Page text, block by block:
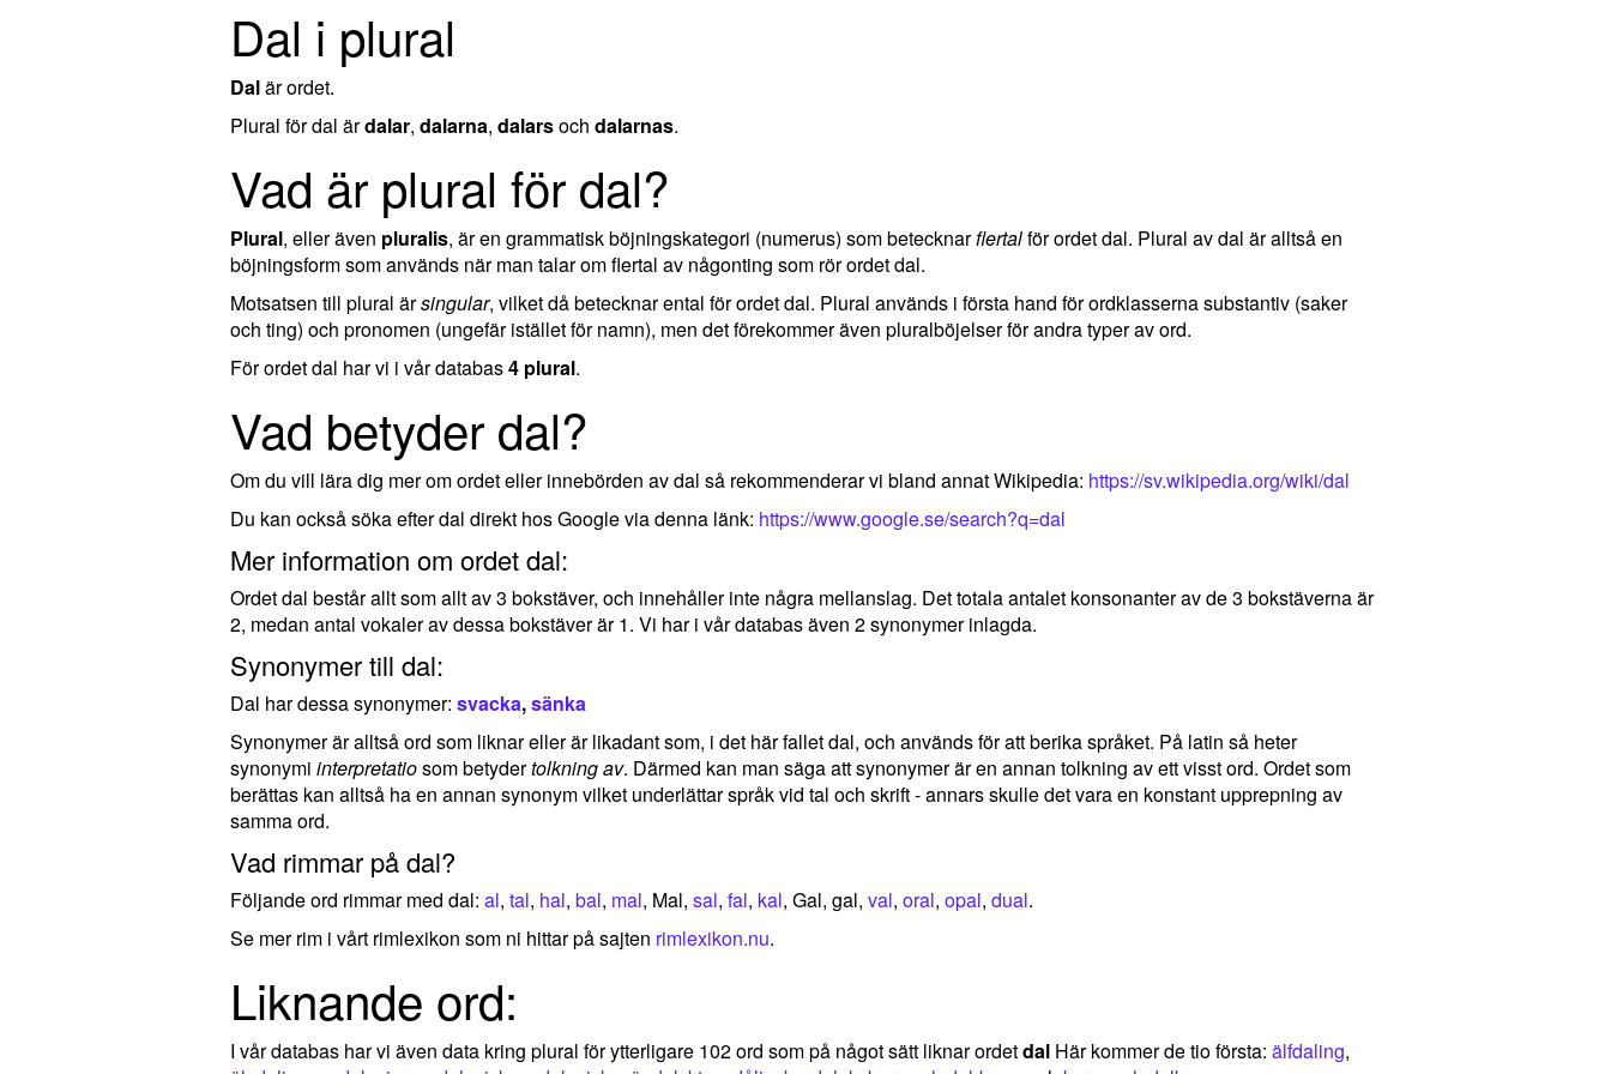
Dal i plural
Dalär ordet.
Plural för dal ärdalar, dalarna, dalarsoch dalarnas.
Vad är plural för dal?
Plural, eller även pluralis, är en grammatisk böjningskategori (numerus) som betecknarflertalför ordet dal. Plural av dal är alltså en
böjningsform som används när man talar om flertal av någonting som rör ordet dal.
Motsatsen till plural ärsingular, vilket då betecknar ental för ordet dal. Plural används i första hand för ordklasserna substantiv (saker
och ting) och pronomen (ungefär istället för namn), men det förekommer även pluralböjelser för andra typer av ord.
För ordet dal har vi i vår databas4 plural.
Vad betyder dal?
Om du vill lära dig mer om ordet eller innebörden av dal så rekommenderar vi bland annat Wikipedia: https://sv.wikipedia.org/wiki/dal
Du kan också söka efter dal direkt hos Google via denna länk: https://www.google.se/search?q=dal
Mer information om ordet dal:
Ordet dal består allt som allt av 3 bokstäver, och innehåller inte några mellanslag. Det totala antalet konsonanter av de 3 bokstäverna är
2, medan antal vokaler av dessa bokstäver är 1. Vi har i vår databas även 2 synonymer inlagda.
Synonymer till dal:
Dal har dessa synonymer: svacka,sänka
Synonymer är alltså ord som liknar eller är likadant som, i det här fallet dal, och används för att berika språket. På latin så heter
synonymi interpretatiosom betydertolkning av. Därmed kan man säga att synonymer är en annan tolkning av ett visst ord. Ordet som
berättas kan alltså ha en annan synonym vilket underlättar språk vid tal och skrift - annars skulle det vara en konstant upprepning av
samma ord.
Vad rimmar på dal?
Följande ord rimmar med dal: al, tal, hal, bal, mal, Mal, sal, fal, kal, Gal, gal, val, oral, opal, dual.
Se mer rim i vårt rimlexikon som ni hittar på sajten rimlexikon.nu.
Liknande ord:
I vår databas har vi även data kring plural för ytterligare 102 ord som på något sätt liknar ordetdal Här kommer de tio första: älfdaling,